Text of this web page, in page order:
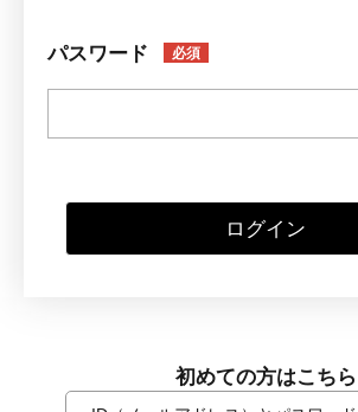
パスワード 必須
ログイン
初めての方はこちら